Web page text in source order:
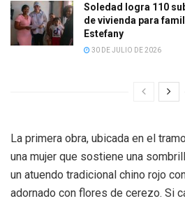
Soledad logra 110
de vivienda para
Estefany
30 DE JULIO DE 2026
La primera obra, ubicada en el
una mujer que sostiene una
un atuendo tradicional chino rojo
adornado con flores de cerezo. Si